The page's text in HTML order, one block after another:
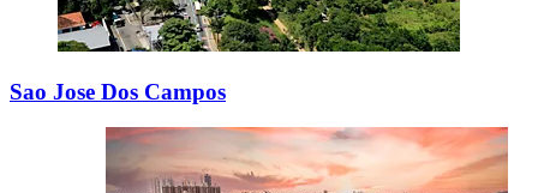
Sao Jose Dos Campos